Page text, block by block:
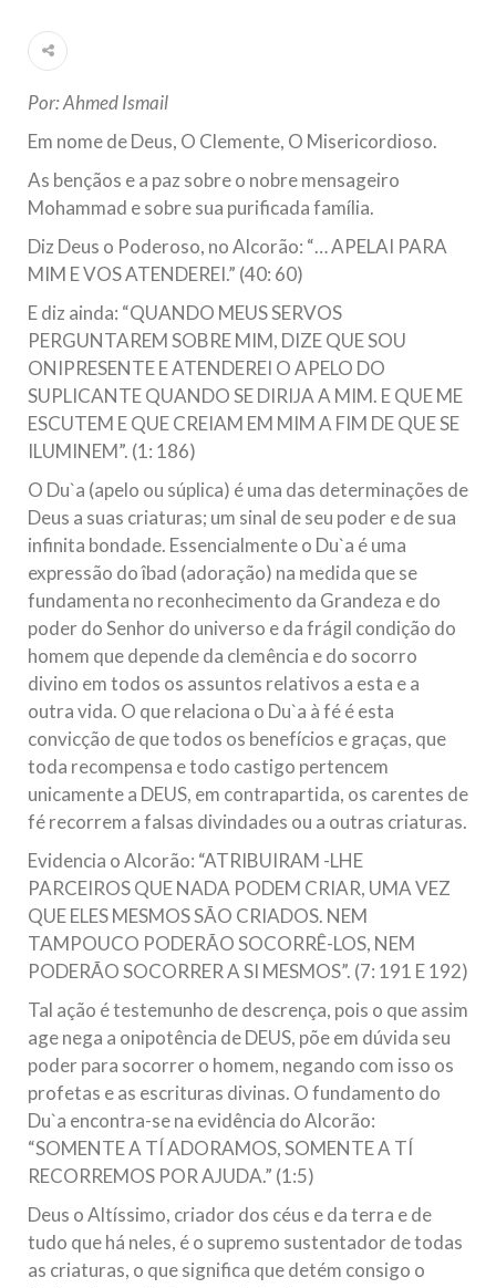
Em nome de Deus, O Clemente, O Misericordioso! O Centro
Islâmico no Brasil parabeniza a nação islâmica pela chegada
no ano novo muçulmano de 1435 Hejrita. Desejamos a
10 DE NOVEMBRO DE 2013
(A.S.)
Em nome de Deus, o Clemente, o Misericordioso! Diante da
muçulmanos, o Imam Ali Ibn Al-Hussein Ibn Ali Ibn Abi Táleb
(A.S.), conhecido por “Zein Al-Ábidin” (Formosura
NOTÍCIAS
3 DE JULHO DE 2014
Centro Islâmico no Brasil recebe o ex-
ministro das Relações Exteriores da
República Islâmica do Irã
Brasil recebeu em sua sede, em São Paulo, o ex-ministro das
Relações Exteriores da República Islâmica do Irã, Sr. Kamal
Kharrazi, que encontra-se visitando
Por: Ahmed Ismail
Em nome de Deus, O Clemente, O Misericordioso.
As bençãos e a paz sobre o nobre mensageiro
Mohammad e sobre sua purificada família.
Diz Deus o Poderoso, no Alcorão: “… APELAI PARA
MIM E VOS ATENDEREI.” (40: 60)
E diz ainda: “QUANDO MEUS SERVOS
PERGUNTAREM SOBRE MIM, DIZE QUE SOU
ONIPRESENTE E ATENDEREI O APELO DO
SUPLICANTE QUANDO SE DIRIJA A MIM. E QUE ME
ESCUTEM E QUE CREIAM EM MIM A FIM DE QUE SE
ILUMINEM”. (1: 186)
O Du`a (apelo ou súplica) é uma das determinações de
Deus a suas criaturas; um sinal de seu poder e de sua
infinita bondade. Essencialmente o Du`a é uma
expressão do îbad (adoração) na medida que se
fundamenta no reconhecimento da Grandeza e do
poder do Senhor do universo e da frágil condição do
homem que depende da clemência e do socorro
divino em todos os assuntos relativos a esta e a
outra vida. O que relaciona o Du`a à fé é esta
convicção de que todos os benefícios e graças, que
toda recompensa e todo castigo pertencem
unicamente a DEUS, em contrapartida, os carentes de
fé recorrem a falsas divindades ou a outras criaturas.
Evidencia o Alcorão: “ATRIBUIRAM -LHE
PARCEIROS QUE NADA PODEM CRIAR, UMA VEZ
QUE ELES MESMOS SÃO CRIADOS. NEM
TAMPOUCO PODERÃO SOCORRÊ-LOS, NEM
PODERÃO SOCORRER A SI MESMOS”. (7: 191 E 192)
Tal ação é testemunho de descrença, pois o que assim
age nega a onipotência de DEUS, põe em dúvida seu
poder para socorrer o homem, negando com isso os
profetas e as escrituras divinas. O fundamento do
Du`a encontra-se na evidência do Alcorão:
“SOMENTE A TÍ ADORAMOS, SOMENTE A TÍ
RECORREMOS POR AJUDA.” (1:5)
Deus o Altíssimo, criador dos céus e da terra e de
tudo que há neles, é o supremo sustentador de todas
as criaturas, o que significa que detém consigo o